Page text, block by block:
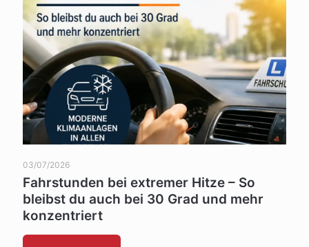
03/07/2026
Fahrstunden bei extremer Hitze – So
bleibst du auch bei 30 Grad und mehr
konzentriert